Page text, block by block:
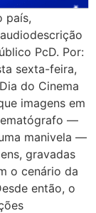
país,
PcD. Por:
sexta-feira,
do Cinema
imagens em
—
manivela —
gravadas
o cenário da
então, o